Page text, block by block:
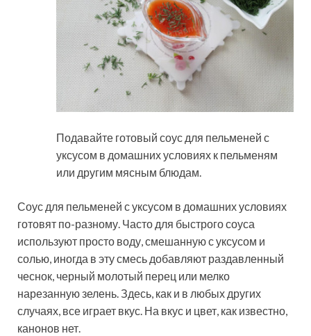
Подавайте готовый соус для пельменей с
уксусом в домашних условиях к пельменям
или другим мясным блюдам.
Соус для пельменей с уксусом в домашних условиях
готовят по-разному. Часто для быстрого соуса
используют просто воду, смешанную с уксусом и
солью, иногда в эту смесь добавляют раздавленный
чеснок, черный молотый перец или мелко
нарезанную зелень. Здесь, как и в любых других
случаях, все играет вкус. На вкус и цвет, как известно,
канонов нет.